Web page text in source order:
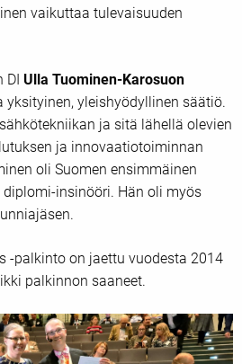
vaikuttaa tulevaisuuden
DI Ulla Tuominen-Karosuon
yksityinen, yleishyödyllinen säätiö.
ja sitä lähellä olevien
ja innovaatiotoiminnan
oli Suomen ensimmäinen
insinööri. Hän oli myös
-palkinto on jaettu vuodesta 2014
palkinnon saaneet.